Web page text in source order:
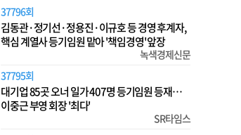
37796회
김동관·정기선·정용진·이규호 등 경영 후계자,
핵심 계열사 등기임원 맡아 '책임경영' 앞장
녹색경제신문
37795회
대기업 85곳 오너 일가 407명 등기임원 등재…
이중근 부영 회장 '최다'
SR타임스